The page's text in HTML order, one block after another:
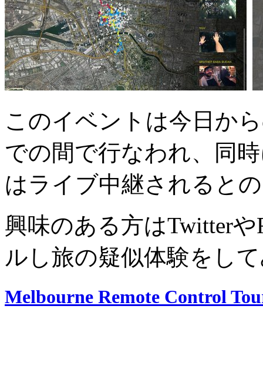
このイベントは今日か
での間で行なわれ、同
はライブ中継されると
興味のある方はTwitter
ルし旅の疑似体験をし
Melbourne Remote Control